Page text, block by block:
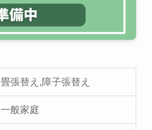
畳張替え,障子張替え
一般家庭